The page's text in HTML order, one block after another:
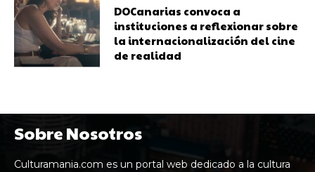
DOCanarias convoca a
instituciones a reflexionar sobre
la internacionalización del cine
de realidad
Sobre Nosotros
Culturamania.com es un portal web dedicado a la cultura